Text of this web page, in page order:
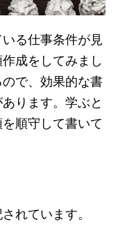
る仕事条件が見
成をしてみまし
で、効果的な書
ります。学ぶと
順守して書いて
れています。